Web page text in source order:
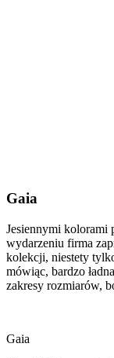
Gaia
Jesiennymi kolorami
wydarzeniu firma
kolekcji, niestety
mówiąc, bardzo
zakresy rozmiarów,
Gaia